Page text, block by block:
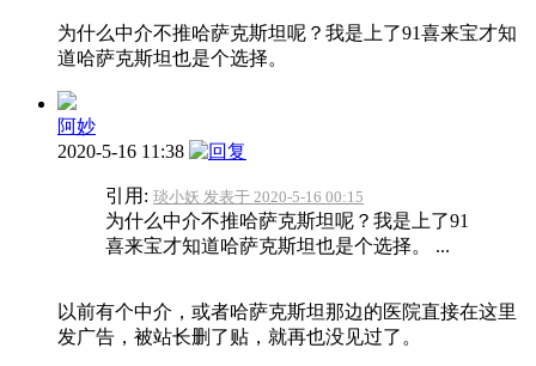
为什么中介不推哈萨克斯坦呢？我是上了91喜来宝才知
道哈萨克斯坦也是个选择。
阿妙
2020-5-16 11:38
引用: 琰小妖 发表于 2020-5-16 00:15
为什么中介不推哈萨克斯坦呢？我是上了91
喜来宝才知道哈萨克斯坦也是个选择。 ...
以前有个中介，或者哈萨克斯坦那边的医院直接在这里
发广告，被站长删了贴，就再也没见过了。